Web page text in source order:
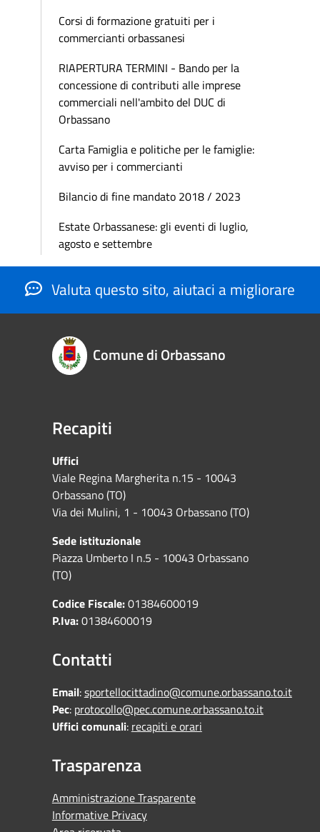
Corsi di formazione gratuiti per i
commercianti orbassanesi
RIAPERTURA TERMINI - Bando per la
concessione di contributi alle imprese
commerciali nell'ambito del DUC di
Orbassano
Carta Famiglia e politiche per le famiglie:
avviso per i commercianti
Bilancio di fine mandato 2018 / 2023
Estate Orbassanese: gli eventi di luglio,
agosto e settembre
Valuta questo sito, aiutaci a migliorare
Comune di Orbassano
Recapiti
Uffici
Viale Regina Margherita n.15 - 10043
Orbassano (TO)
Via dei Mulini, 1 - 10043 Orbassano (TO)
Sede istituzionale
Piazza Umberto I n.5 - 10043 Orbassano
(TO)
Codice Fiscale:01384600019
P.Iva:01384600019
Contatti
Email:sportellocittadino@comune.orbassano.to.it
Pec: protocollo@pec.comune.orbassano.to.it
Uffici comunali: recapiti e orari
Trasparenza
Amministrazione Trasparente
Informative Privacy